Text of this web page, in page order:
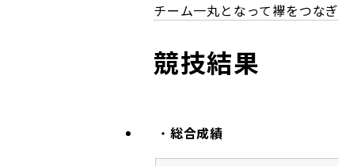
チーム一丸となって襷をつな
競技結果
総合成績